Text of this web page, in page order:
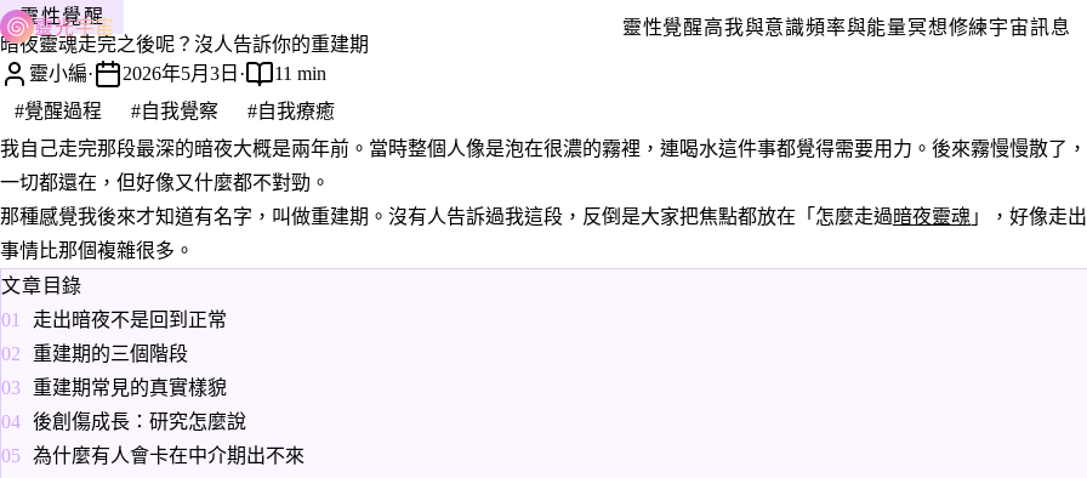
靈光宇宙 靈性覺醒高我與意識頻率與能量冥想修練宇宙訊息
靈性覺醒
暗夜靈魂走完之後呢？沒人告訴你的重建期
靈小編· 2026年5月3日 ·
11 min
#覺醒過程
#自我覺察
#自我療癒
我自己走完那段最深的暗夜大概是兩年前。當時整個人像是泡在很濃的霧裡，連喝水這件事都覺得需要用力。後來霧慢慢散了
一切都還在，但好像又什麼都不對勁。
那種感覺我後來才知道有名字，叫做重建期。沒有人告訴過我這段，反倒是大家把焦點都放在「怎麼走過暗夜靈魂 」，好像走
事情比那個複雜很多。
文章目錄
走出暗夜不是回到正常
重建期的三個階段
重建期常見的真實樣貌
後創傷成長：研究怎麼說
為什麼有人會卡在中介期出不來